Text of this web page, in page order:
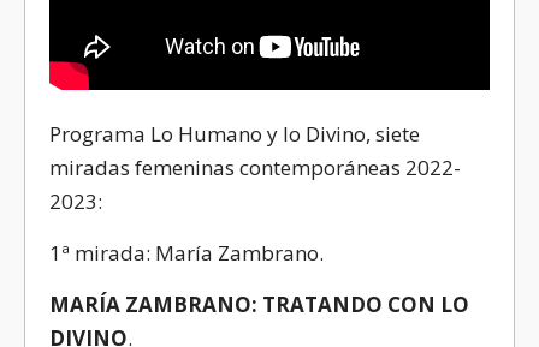
Programa Lo Humano y lo Divino, siete
miradas femeninas contemporáneas 2022-
2023:
1ª mirada: María Zambrano.
MARÍA ZAMBRANO: TRATANDO CON LO
DIVINO.